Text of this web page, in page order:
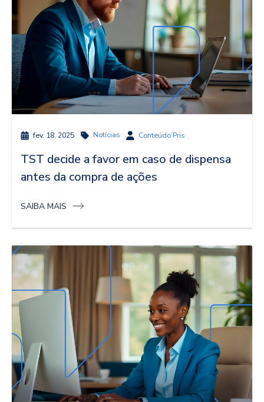
fev. 18, 2025 Notícias Conteúdo Pris
TST decide a favor em caso de dispensa
antes da compra de ações
SAIBA MAIS